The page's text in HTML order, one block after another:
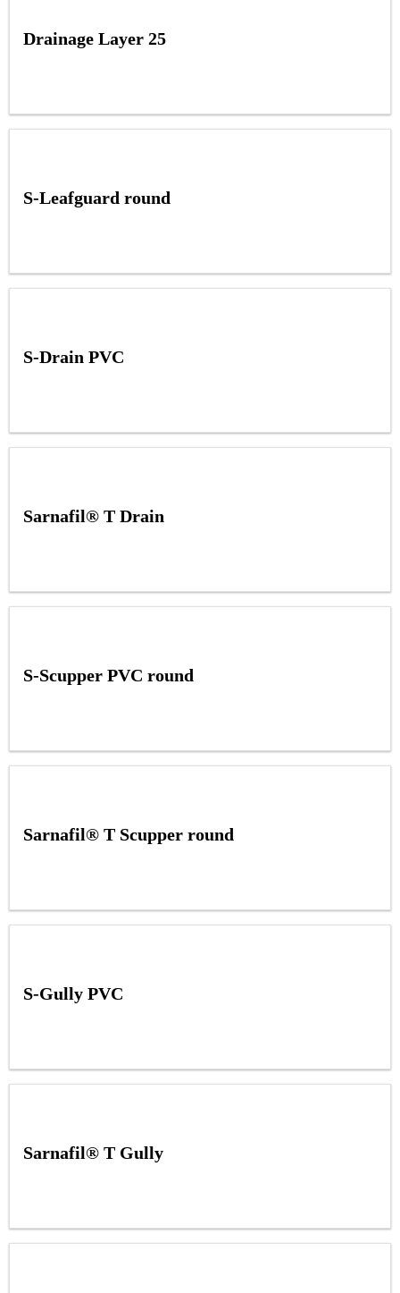
Drainage Layer 25
S-Leafguard round
S-Drain PVC
Sarnafil® T Drain
S-Scupper PVC round
Sarnafil® T Scupper round
S-Gully PVC
Sarnafil® T Gully